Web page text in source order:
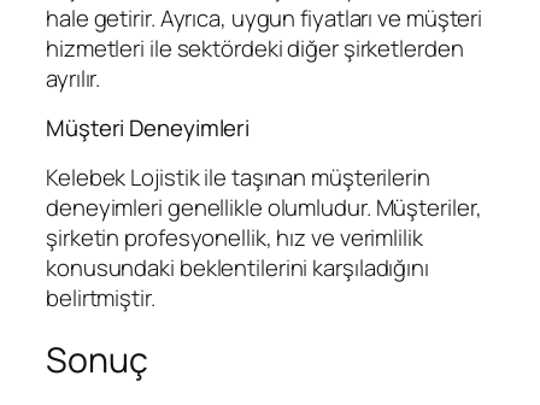
hale getirir. Ayrıca, uygun fiyatları ve müşteri
hizmetleri ile sektördeki diğer şirketlerden
ayrılır.
Müşteri Deneyimleri
Kelebek Lojistik ile taşınan müşterilerin
deneyimleri genellikle olumludur. Müşteriler,
şirketin profesyonellik, hız ve verimlilik
konusundaki beklentilerini karşıladığını
belirtmiştir.
Sonuç